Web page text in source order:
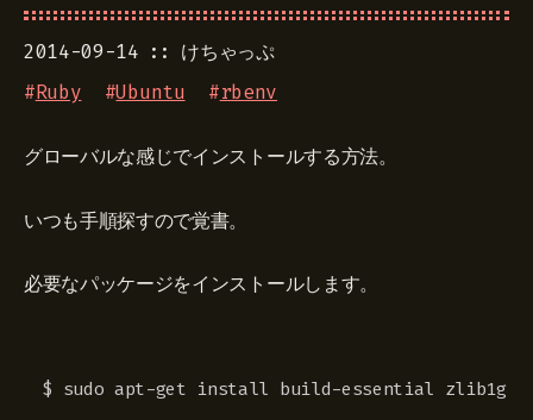
2014-09-14
けちゃっぷ
#Ruby #Ubuntu #rbenv
グローバルな感じでインストールする方法。
いつも手順探すので覚書。
必要なパッケージをインストールします。
$ sudo apt-get install build-essential zlib1g-
Copy